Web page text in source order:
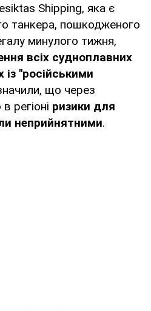
Shipping, яка є
танкера, пошкодженого
минулого тижня,
всіх судноплавних
із "російськими
що через
регіоні ризики для
неприйнятними.